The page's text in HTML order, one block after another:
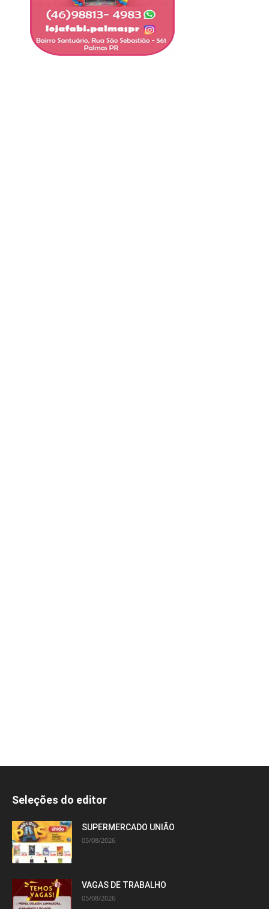
Seleções do editor
SUPERMERCADO UNIÃO
05/08/2026
VAGAS DE TRABALHO
05/08/2026